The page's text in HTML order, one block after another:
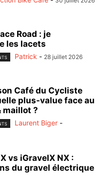
Road : je
les lacets
Patrick - 28 juillet 2026
Café du Cycliste
plus-value face au
maillot ?
Laurent Biger -
vs iGravelX NX :
du gravel électrique